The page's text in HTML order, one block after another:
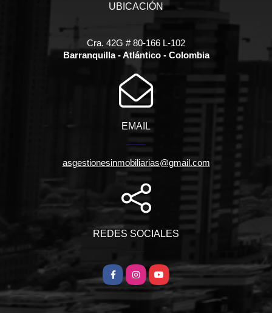
UBICACIÓN
Cra. 42G # 80-166 L-102
Barranquilla - Atlántico - Colombia
EMAIL
asgestionesinmobiliarias@gmail.com
REDES SOCIALES
FacebookInstagramYouTube